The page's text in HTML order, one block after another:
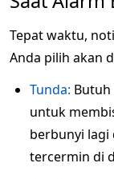
Tepat waktu,
Anda pilih akan
Tunda: Butuh
untuk
berbunyi lagi
tercermin di